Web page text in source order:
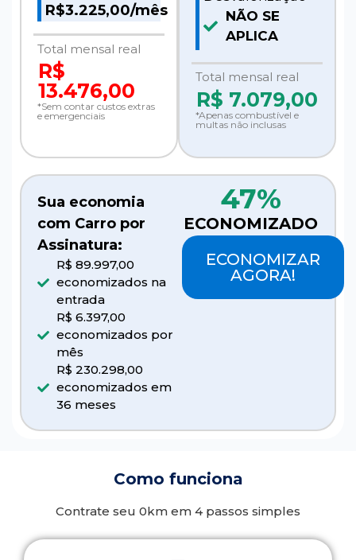
R$3.225,00/mês
Total mensal real
R$
13.476,00
*Sem contar custos extras
e emergenciais
NÃO SE
APLICA
Total mensal real
R$ 7.079,00
*Apenas combustível e
multas não inclusas
Sua economia
com Carro por
Assinatura:
R$ 89.997,00
economizados na
entrada
R$ 6.397,00
economizados por
mês
R$ 230.298,00
economizados em
36 meses
47%
ECONOMIZADO
ECONOMIZAR
AGORA!
Como funciona
Contrate seu 0km em 4 passos simples